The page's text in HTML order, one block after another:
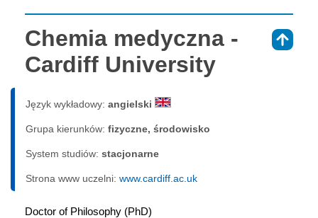
Chemia medyczna -
Cardiff University
Język wykładowy: angielski
Grupa kierunków: fizyczne, środowisko
System studiów: sta­cjo­nar­ne
Strona www uczelni: www.cardiff.ac.uk
Doctor of Philosophy (PhD)